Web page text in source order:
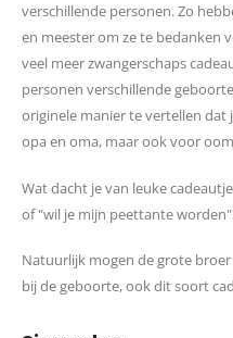
verschillende personen. Zo
en meester om ze te bedanken
veel meer zwangerschaps
personen verschillende
originele manier te vertellen dat
opa en oma, maar ook voor
Wat dacht je van leuke
of "wil je mijn peettante
Natuurlijk mogen de grote
bij de geboorte, ook dit soort